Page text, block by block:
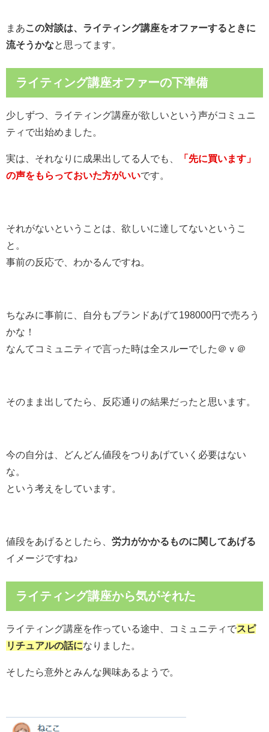
まあこの対談は、ライティング講座をオファーするときに
流そうかなと思ってます。
ライティング講座オファーの下準備
少しずつ、ライティング講座が欲しいという声がコミュニ
ティで出始めました。
実は、それなりに成果出してる人でも、
「先に買います」
の声をもらっておいた方がいいです。
それがないということは、欲しいに達してないというこ
と。
事前の反応で、わかるんですね。
ちなみに事前に、自分もブランドあげて198000円で売ろう
かな！
なんてコミュニティで言った時は全スルーでした＠ｖ＠
そのまま出してたら、反応通りの結果だったと思います。
今の自分は、どんどん値段をつりあげていく必要はない
な。
という考えをしています。
値段をあげるとしたら、 労力がかかるものに関してあげる
イメージですね♪
ライティング講座から気がそれた
ライティング講座を作っている途中、コミュニティでスピ
リチュアルの話になりました。
そしたら意外とみんな興味あるようで。